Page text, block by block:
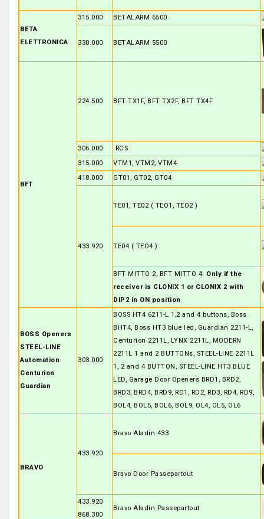
BETA
ELETTRONICA
315.000 BETALARM 6500
330.000 BETALARM 5500
BFT
224.500 BFT TX1F, BFT TX2F, BFT TX4F
306.000
RCS
315.000
VTM1, VTM2, VTM4
418.000
GT01, GT02, GT04
433.920
TE01, TE02 ( TEO1, TEO2 )
TE04 ( TEO4 )
BFT MITTO 2, BFT MITTO 4: Only if the
receiver is CLONIX 1 or CLONIX 2 with
DIP2 in ON position
BOSS Openers
STEEL-LINE
Automation
Centurion
Guardian
303.000
BOSS HT4 6211-L 1,2 and 4 buttons, Boss
BHT4, Boss HT3 blue led, Guardian 2211-L,
Centurion 2211L, LYNX 2211L, MODERN
2211L 1 and 2 BUTTONs, STEEL-LINE 2211L
1, 2 and 4 BUTTON, STEEL-LINE HT3 BLUE
LED, Garage Door Openers BRD1, BRD2,
BRD3, BRD4, BRD9, RD1, RD2, RD3, RD4, RD9,
BOL4, BOL5, BOL6, BOL9, OL4, OL5, OL6
BRAVO
433.920
Bravo Aladin 433
Bravo Door Passepartout
433.920
868.300
Bravo Aladin Passepartout